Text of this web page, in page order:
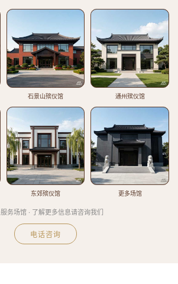
石景山殡仪馆 通州殡仪馆
东郊殡仪馆 更多场馆
务场馆 · 了解更多信息请咨询我们
电话咨询